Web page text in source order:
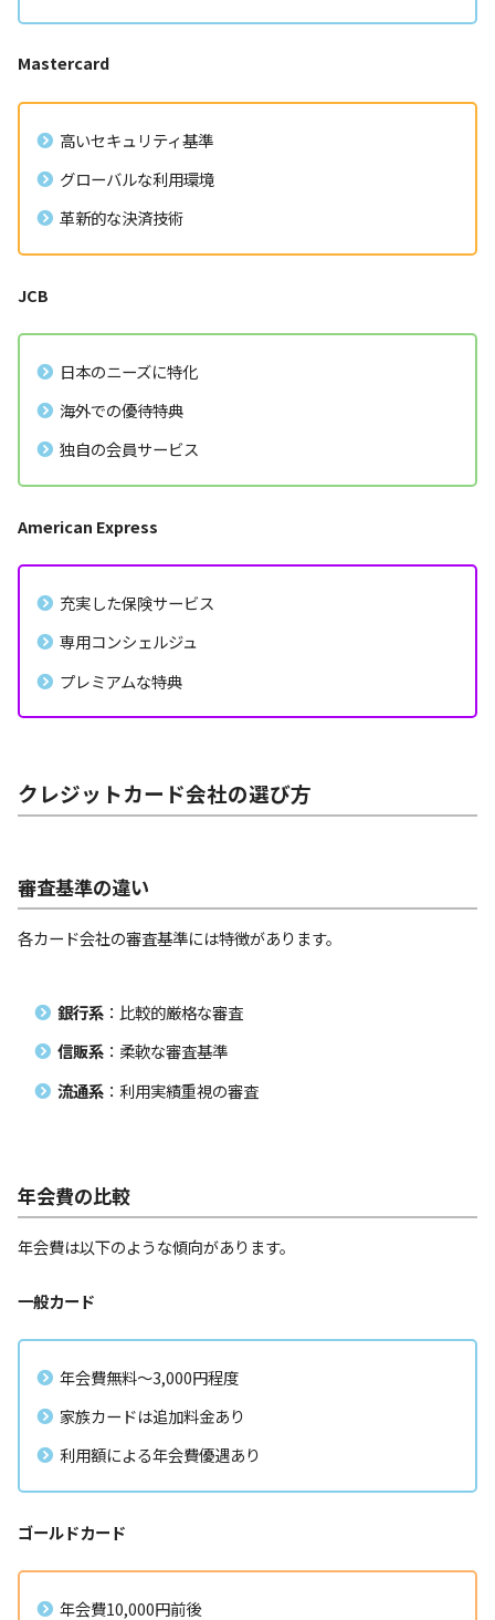
Mastercard
高いセキュリティ基準
グローバルな利用環境
革新的な決済技術
JCB
日本のニーズに特化
海外での優待特典
独自の会員サービス
American Express
充実した保険サービス
専用コンシェルジュ
プレミアムな特典
クレジットカード会社の選び方
審査基準の違い
各カード会社の審査基準には特徴があります。
銀行系 ：比較的厳格な審査
信販系 ：柔軟な審査基準
流通系 ：利用実績重視の審査
年会費の比較
年会費は以下のような傾向があります。
一般カード
年会費無料〜3,000円程度
家族カードは追加料金あり
利用額による年会費優遇あり
ゴールドカード
年会費10,000円前後